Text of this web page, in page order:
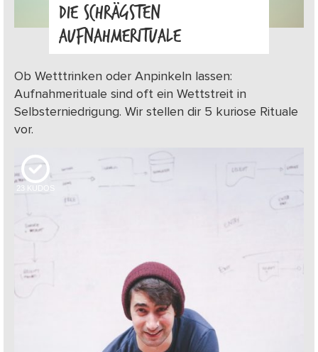
DIE SCHRÄGSTEN
AUFNAHMERITUALE
Ob Wetttrinken oder Anpinkeln lassen:
Aufnahmerituale sind oft ein Wettstreit in
Selbsterniedrigung. Wir stellen dir 5 kuriose Rituale
vor.
23 KUDOS